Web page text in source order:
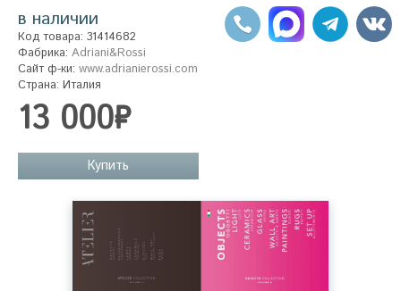
в наличии
Код товара: 31414682
Фабрика: Adriani&Rossi
Сайт ф-ки: www.adrianierossi.com
Страна: Италия
13 000₽
Купить